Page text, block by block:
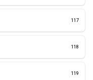
117
118
119